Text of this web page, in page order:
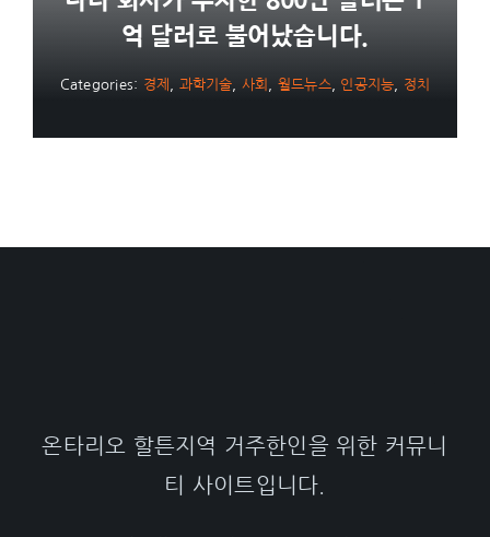
억 달러로 불어났습니다.
Categories: 경제 과학기술 사회 월드뉴스, 인공지능 정치
온타리오 할튼지역 거주한인을 위한 커뮤니
티 사이트입니다.